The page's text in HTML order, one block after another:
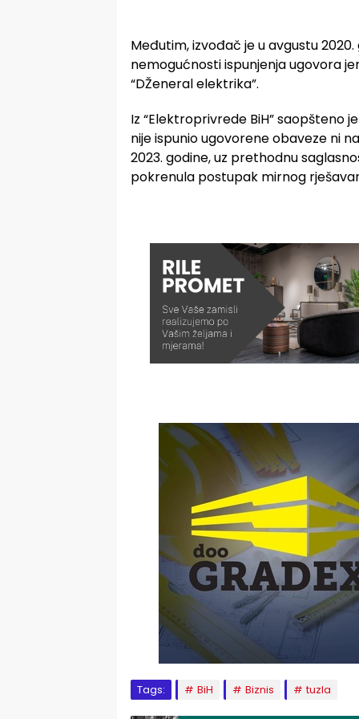
Međutim, izvođač je u avgustu
nemogućnosti ispunjenja ugovora
“DŽeneral elektrika”.
Iz “Elektroprivrede BiH” saopšteno
nije ispunio ugovorene obaveze ni
2023. godine, uz prethodnu
pokrenula postupak mirnog
Tags: BiH Biznis tuzla